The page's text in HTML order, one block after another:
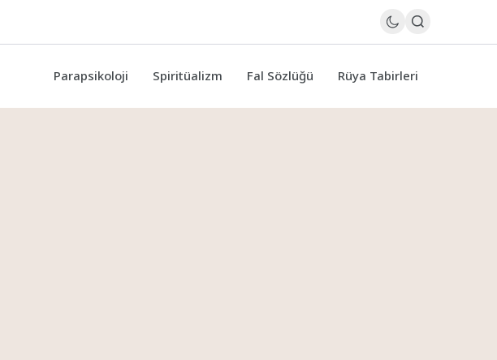
Parapsikoloji Spiritüalizm Fal Sözlüğü Rüya Tabirleri